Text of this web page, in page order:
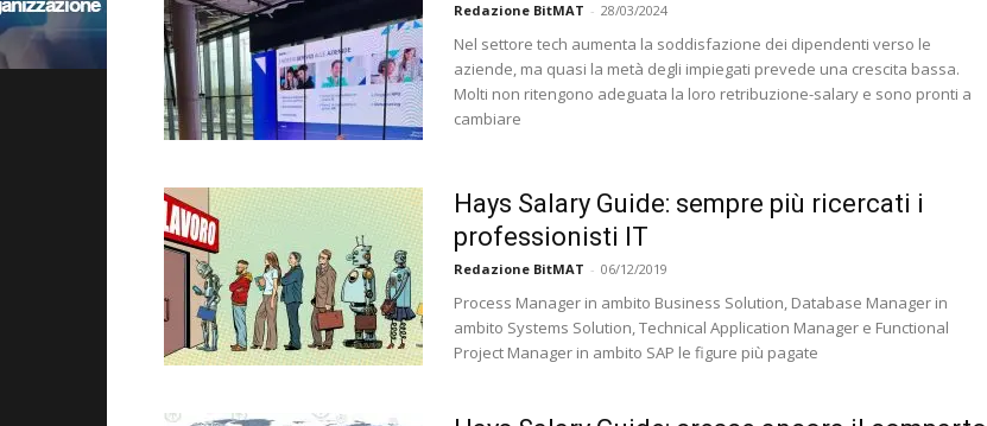
Redazione BitMAT - 28/03/2024
Nel settore tech aumenta la soddisfazione dei dipendenti verso le
aziende, ma quasi la metà degli impiegati prevede una crescita bassa.
Molti non ritengono adeguata la loro retribuzione-salary e sono pronti a
cambiare
Hays Salary Guide: sempre più ricercati i
professionisti IT
Redazione BitMAT - 06/12/2019
Process Manager in ambito Business Solution, Database Manager in
ambito Systems Solution, Technical Application Manager e Functional
Project Manager in ambito SAP le figure più pagate